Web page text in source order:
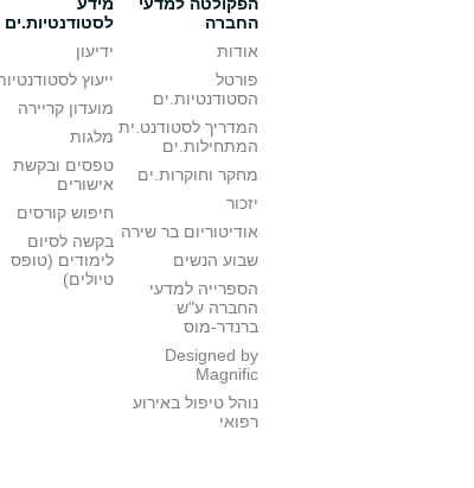
החברה
אודות
פורטל
הסטודנטיות.ים
המדריך לסטודנט.ית
המתחילות.ים
מחקר וחוקרות.ים
יזכור
אודיטוריום בר שירה
שבוע הנשים
הספרייה למדעי
החברה ע"ש
ברנדר-מוס
Designed by
Magnific
נוהל טיפול באירוע
רפואי
לסטודנטיות.ים
ידיעון
ייעוץ
מועדון קריירה
מלגות
טפסים ובקשת
אישורים
חיפוש קורסים
בקשה לסיום
לימודים (טופס
טיולים)